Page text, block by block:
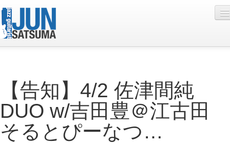
Live Schedule
Discography
Diary
【告知】4/2 佐津間純
DUO w/吉田豊＠江古田
そるとぴーなつ…